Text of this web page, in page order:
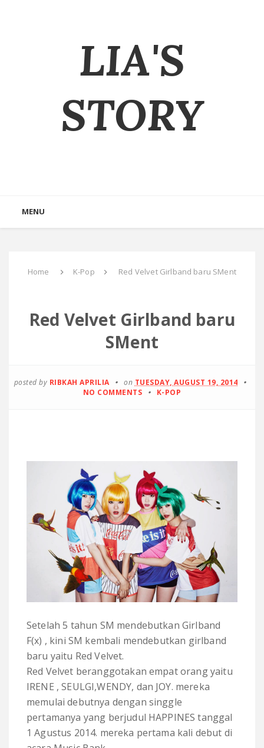
LIA'S
STORY
MENU
Home K-Pop Red Velvet Girlband baru SMent
Red Velvet Girlband baru
SMent
posted by RIBKAH APRILIA on TUESDAY, AUGUST 19, 2014
NO COMMENTS
K-POP
Setelah 5 tahun SM mendebutkan Girlband
F(x) , kini SM kembali mendebutkan girlband
baru yaitu Red Velvet.
Red Velvet beranggotakan empat orang yaitu
IRENE , SEULGI,WENDY, dan JOY. mereka
memulai debutnya dengan singgle
pertamanya yang berjudul HAPPINES tanggal
1 Agustus 2014. mereka pertama kali debut di